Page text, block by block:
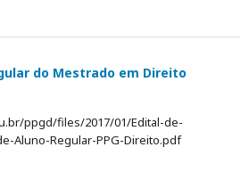
do Mestrado em Direito
ppgd/files/2017/01/Edital-de-
Aluno-Regular-PPG-Direito.pdf